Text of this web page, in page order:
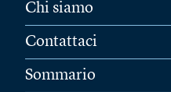
Chi siamo
Contattaci
Sommario